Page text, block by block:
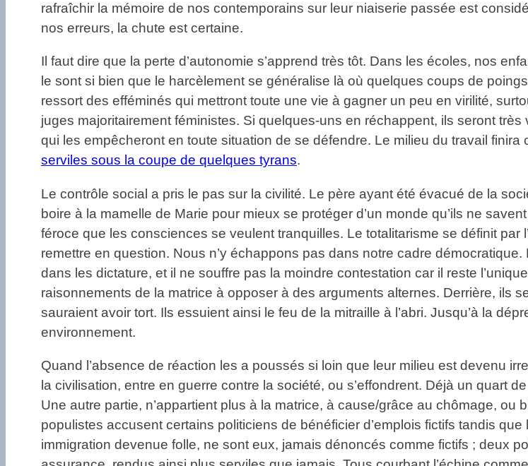
rafraîchir la mémoire de nos contemporains sur leur niaiserie passée est
nos erreurs, la chute est certaine.
Il faut dire que la perte d’autonomie s’apprend très tôt. Dans les écoles, nos
le sont si bien que le harcèlement se généralise là où quelques coups de
ressort des efféminés qui mettront toute une vie à gagner un peu en virilité,
juges majoritairement féministes. Si quelques-uns en réchappent, ils seront
qui les empêcheront en toute situation de se défendre. Le milieu du travail
serviles sous la coupe de quelques tyrans.
Le contrôle social a pris le pas sur la civilité. Le père ayant été évacué de la
boire à la mamelle de Marie pour mieux se protéger d’un monde qu’ils ne
féroce que les consciences se veulent tranquilles. Le totalitarisme se définit
remettre en question. Nous n’y échappons pas dans notre cadre
dans les dictature, et il ne souffre pas la moindre contestation car il reste
raisonnements de la matrice à opposer à des arguments alternes. Derrière, ils
sauraient avoir tort. Ils essuient ainsi le feu de la mitraille à l’abri. Jusqu’à la
environnement.
Quand l’absence de réaction les a poussés si loin que leur milieu est devenu
la civilisation, entre en guerre contre la société, ou s’effondrent. Déjà un quart
Une autre partie, n’appartient plus à la matrice, à cause/grâce au chômage, ou
populistes accusent certains politiciens de bénéficier d’emplois fictifs tandis
immigration devenue folle, ne sont eux, jamais dénoncés comme fictifs ; deux